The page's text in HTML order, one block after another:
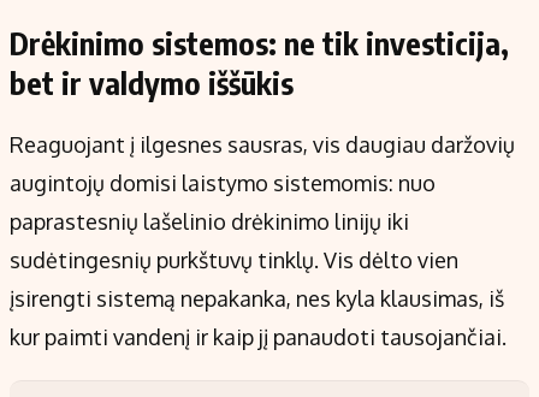
Drėkinimo sistemos: ne tik investicija,
bet ir valdymo iššūkis
Reaguojant į ilgesnes sausras, vis daugiau daržovių
augintojų domisi laistymo sistemomis: nuo
paprastesnių lašelinio drėkinimo linijų iki
sudėtingesnių purkštuvų tinklų. Vis dėlto vien
įsirengti sistemą nepakanka, nes kyla klausimas, iš
kur paimti vandenį ir kaip jį panaudoti tausojančiai.